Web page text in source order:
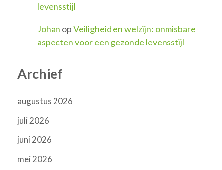
levensstijl
Johan opVeiligheid en welzijn: onmisbare
aspecten voor een gezonde levensstijl
Archief
augustus 2026
juli 2026
juni 2026
mei 2026